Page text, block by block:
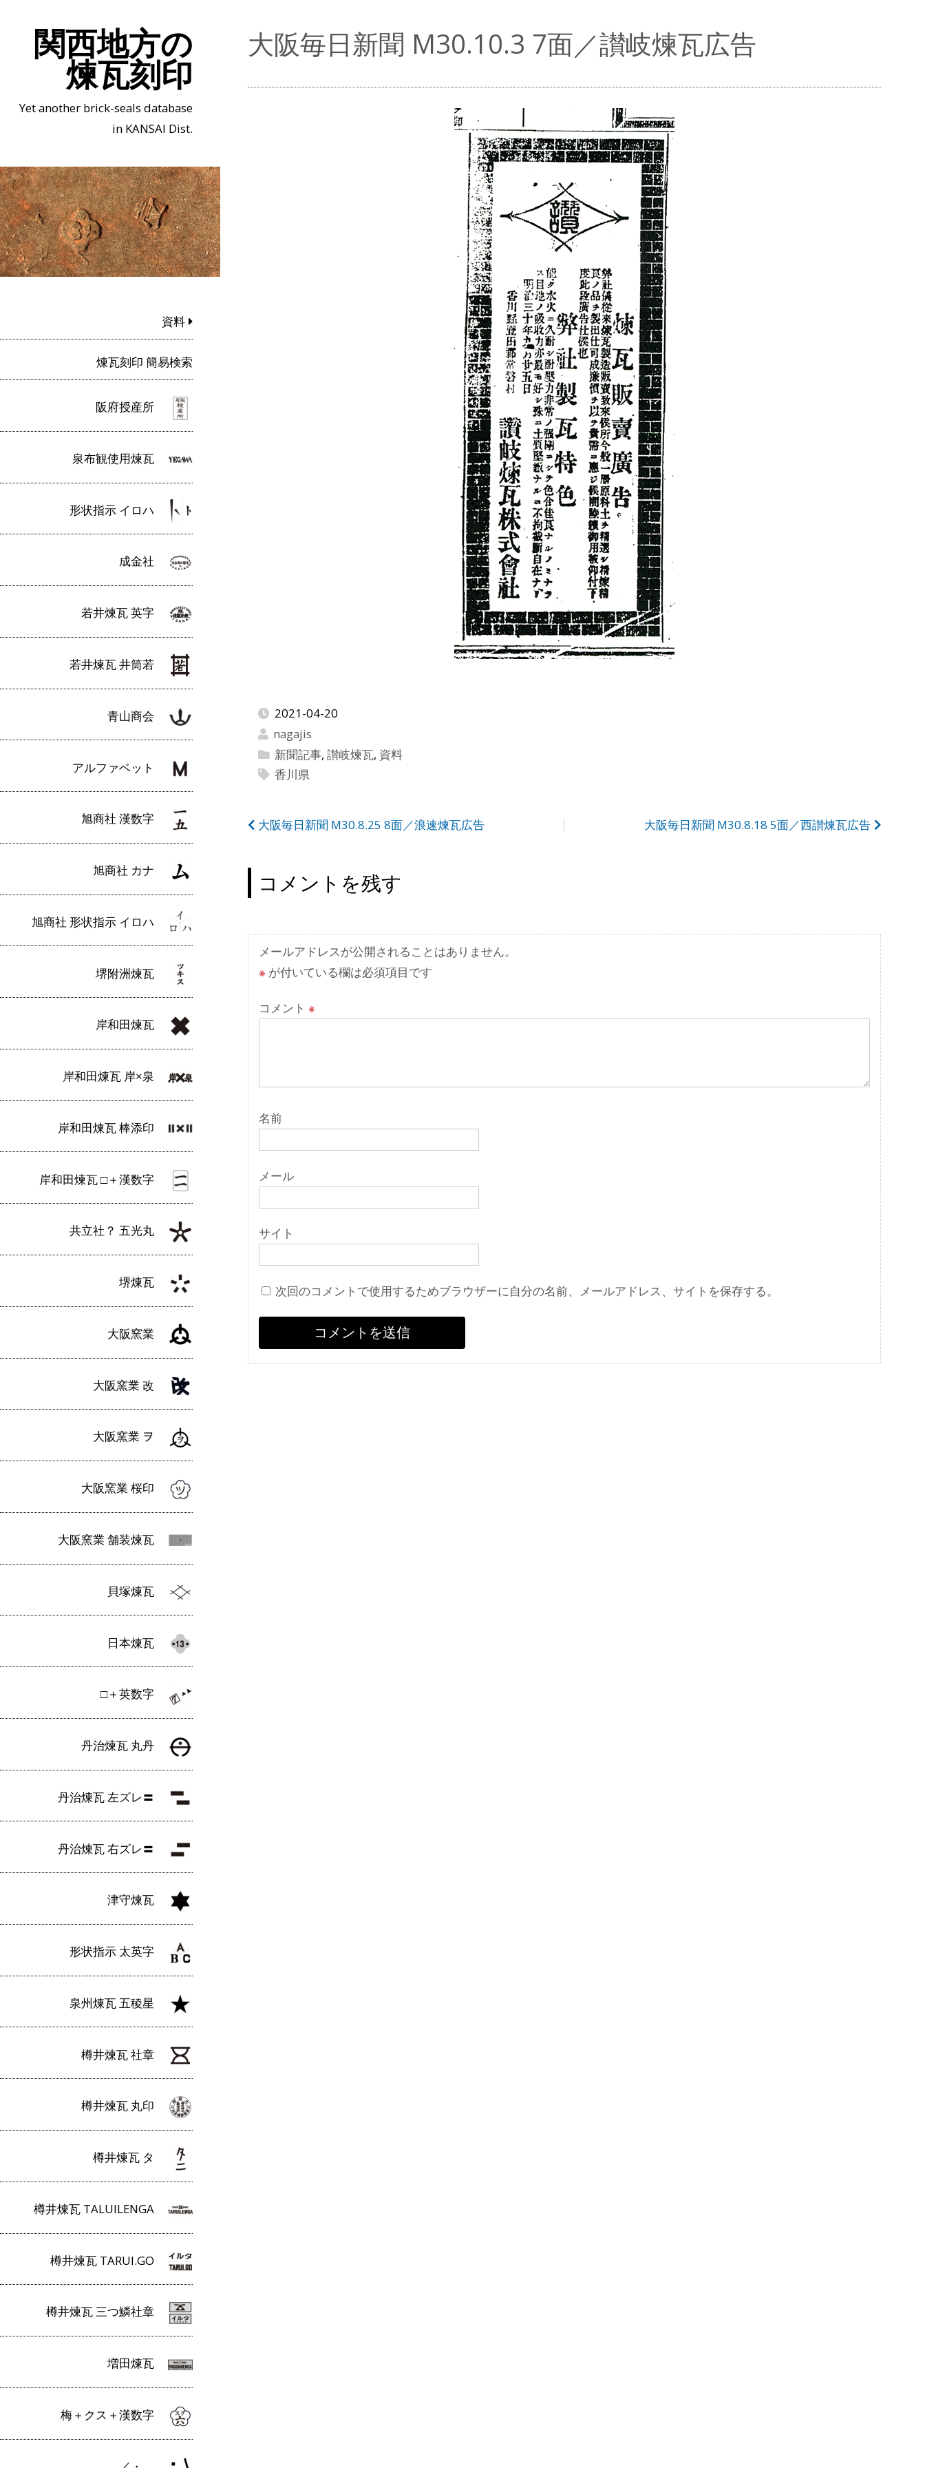
関西地方の
煉瓦刻印
Yet another brick-seals database
in KANSAI Dist.
資料
煉瓦刻印 簡易検索
阪府授産所
泉布観使用煉瓦
形状指示 イロハ
成金社
若井煉瓦 英字
若井煉瓦 井筒若
青山商会
アルファベット
旭商社 漢数字
旭商社 カナ
旭商社 形状指示 イロハ
堺附洲煉瓦
岸和田煉瓦
岸和田煉瓦 岸×泉
岸和田煉瓦 棒添印
岸和田煉瓦 □＋漢数字
共立社？ 五光丸
堺煉瓦
大阪窯業
大阪窯業 改
大阪窯業 ヲ
大阪窯業 桜印
大阪窯業 舗装煉瓦
貝塚煉瓦
日本煉瓦
□＋英数字
丹治煉瓦 丸丹
丹治煉瓦 左ズレ〓
丹治煉瓦 右ズレ〓
津守煉瓦
形状指示 太英字
泉州煉瓦 五稜星
樽井煉瓦 社章
樽井煉瓦 丸印
樽井煉瓦 タ
樽井煉瓦 TALUILENGA
樽井煉瓦 TARUI.GO
樽井煉瓦 三つ鱗社章
増田煉瓦
梅＋クス＋漢数字
大阪毎日新聞 M30.10.3 7面／讃岐煉瓦広告
2021-04-20
nagajis
新聞記事, 讃岐煉瓦, 資料
香川県
投
ナ
ビ
ゲ
ー
シ
ョ
ン
大阪毎日新聞 M30.8.18 5面／西讃煉瓦広告
大阪毎日新聞 M30.8.25 8面／浪速煉瓦広告
コメントを残す
メールアドレスが公開されることはありません。
※ が付いている欄は必須項目です
コメント ※
名前
メール
サイト
次回のコメントで使用するためブラウザーに自分の名前、メールアドレス、サイトを保存する。